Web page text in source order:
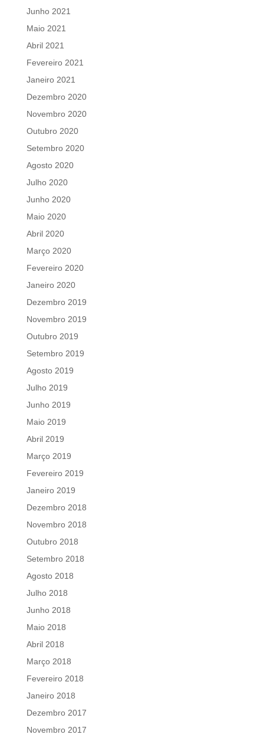
Junho 2021
Maio 2021
Abril 2021
Fevereiro 2021
Janeiro 2021
Dezembro 2020
Novembro 2020
Outubro 2020
Setembro 2020
Agosto 2020
Julho 2020
Junho 2020
Maio 2020
Abril 2020
Março 2020
Fevereiro 2020
Janeiro 2020
Dezembro 2019
Novembro 2019
Outubro 2019
Setembro 2019
Agosto 2019
Julho 2019
Junho 2019
Maio 2019
Abril 2019
Março 2019
Fevereiro 2019
Janeiro 2019
Dezembro 2018
Novembro 2018
Outubro 2018
Setembro 2018
Agosto 2018
Julho 2018
Junho 2018
Maio 2018
Abril 2018
Março 2018
Fevereiro 2018
Janeiro 2018
Dezembro 2017
Novembro 2017